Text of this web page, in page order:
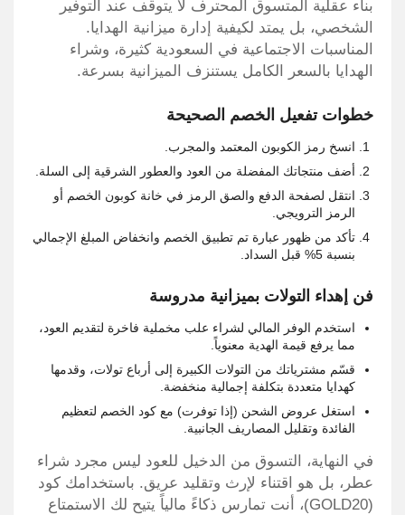
بناء عقلية المتسوق المحترف لا يتوقف عند التوفير
الشخصي، بل يمتد لكيفية إدارة ميزانية الهدايا.
المناسبات الاجتماعية في السعودية كثيرة، وشراء
الهدايا بالسعر الكامل يستنزف الميزانية بسرعة.
خطوات تفعيل الخصم الصحيحة
انسخ رمز الكوبون المعتمد والمجرب.
أضف منتجاتك المفضلة من العود والعطور الشرقية إلى السلة.
انتقل لصفحة الدفع والصق الرمز في خانة كوبون الخصم أو
الرمز الترويجي.
تأكد من ظهور عبارة تم تطبيق الخصم وانخفاض المبلغ الإجمالي
بنسبة 5% قبل السداد.
فن إهداء التولات بميزانية مدروسة
استخدم الوفر المالي لشراء علب مخملية فاخرة لتقديم العود،
مما يرفع قيمة الهدية معنوياً.
قسّم مشترياتك من التولات الكبيرة إلى أرباع تولات، وقدمها
كهدايا متعددة بتكلفة إجمالية منخفضة.
استغل عروض الشحن (إذا توفرت) مع كود الخصم لتعظيم
الفائدة وتقليل المصاريف الجانبية.
في النهاية، التسوق من الدخيل للعود ليس مجرد شراء
عطر، بل هو اقتناء لإرث وتقليد عريق. باستخدامك كود
(GOLD20)، أنت تمارس ذكاءً مالياً يتيح لك الاستمتاع